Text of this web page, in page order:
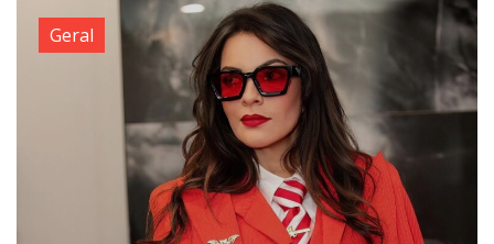
Geral